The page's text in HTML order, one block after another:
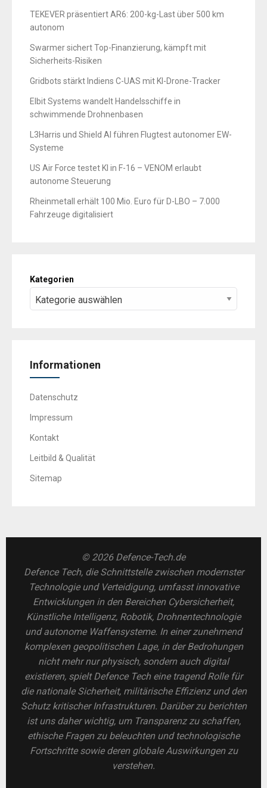
TEKEVER präsentiert AR6: 200-kg-Last über 500 km
autonom
Swarmer sichert Top-Finanzierung, kämpft mit
Sicherheits-Risiken
Gridbots stärkt Indiens C-UAS mit KI-Drone-Tracker
Elbit Systems wandelt Handelsschiffe in
schwimmende Drohnenbasen
L3Harris und Shield AI führen Flugtest autonomer EW-
Systeme
US Air Force testet KI in F-16 – VENOM erlaubt
autonome Steuerung
Rheinmetall erhält 100 Mio. Euro für D-LBO – 7.000
Fahrzeuge digitalisiert
Kategorien
Informationen
Datenschutz
Impressum
Kontakt
Leitbild & Qualität
Sitemap
© 2026 Defence-Tech.de
Defence Tech, die Schnittstelle zwischen modernster
Technologie und Verteidigung, umfasst innovative
Entwicklungen in den Bereichen Cybersicherheit,
Künstliche Intelligenz, Robotik, Drohnentechnologie
und autonome Waffensysteme. In einer zunehmend
komplexen geopolitischen Lage, in der Bedrohungen
nicht mehr nur physisch, sondern auch digital
existieren, spielt Defence Tech eine tragend Rolle für
die nationale Sicherheit, militärische Effizienz und den
Schutz kritischer Infrastrukturen. Darüber zu berichten
ist uns daher wichtig, um Transparenz zu schaffen,
ethische Fragen zu beleuchten und technologische
Fortschritte sowie deren globale Auswirkungen zu
verstehen.